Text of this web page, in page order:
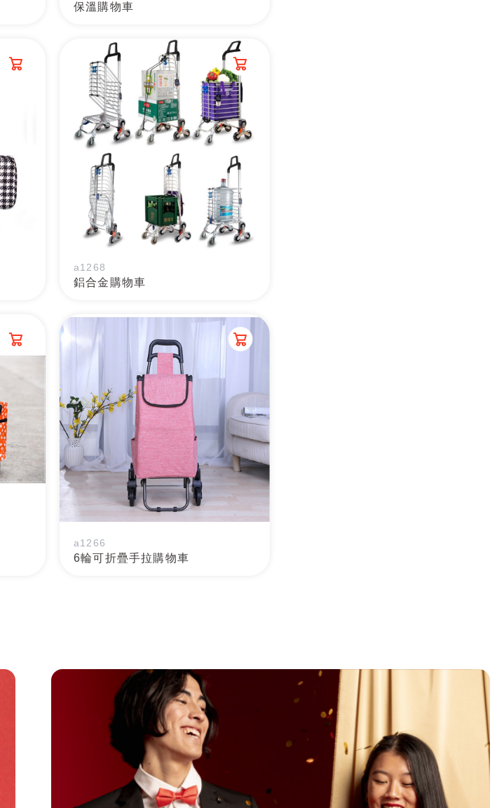
保溫購物車
a1268
鋁合金購物車
a1266
6輪可折疊手拉購物車